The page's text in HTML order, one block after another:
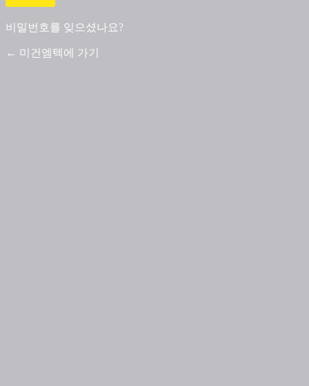
비밀번호를 잊으셨나요?
← 미건엠텍에 가기